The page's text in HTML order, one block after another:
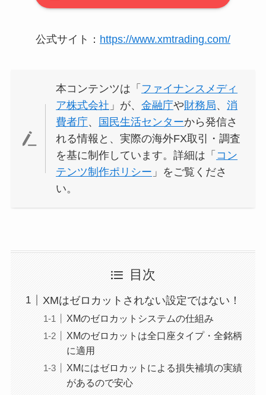
公式サイト： https://www.xmtrading.com/
本コンテンツは「 ファイナンスメディ
ア株式会社 」が、金融庁や財務局、消
費者庁、 国民生活センターから発信さ
れる情報と、実際の海外FX取引・調査
を基に制作しています。詳細は「 コン
テンツ制作ポリシー 」をご覧くださ
い。
目次
XMはゼロカットされない設定ではない！
XMのゼロカットシステムの仕組み
XMのゼロカットは全口座タイプ・全銘柄
に適用
XMにはゼロカットによる損失補填の実績
があるので安心